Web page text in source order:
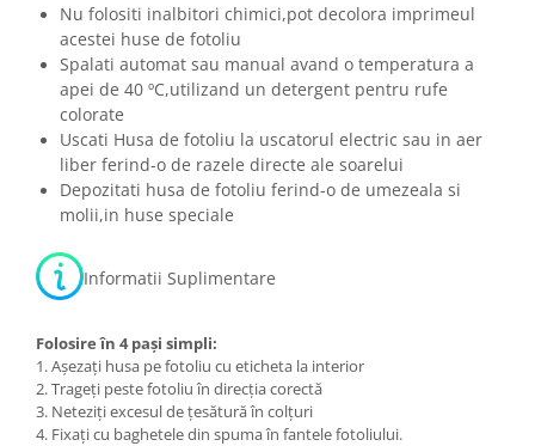
Nu folositi inalbitori chimici,pot decolora imprimeul
acestei huse de fotoliu
Spalati automat sau manual avand o temperatura a
apei de 40 ºC,utilizand un detergent pentru rufe
colorate
Uscati Husa de fotoliu la uscatorul electric sau in aer
liber ferind-o de razele directe ale soarelui
Depozitati husa de fotoliu ferind-o de umezeala si
molii,in huse speciale
Informatii Suplimentare
Folosire în 4 pași simpli:
1. Așezați husa pe fotoliu cu eticheta la interior
2. Trageți peste fotoliu în direcția corectă
3. Neteziți excesul de țesătură în colțuri
4. Fixați cu baghetele din spuma în fantele fotoliului.